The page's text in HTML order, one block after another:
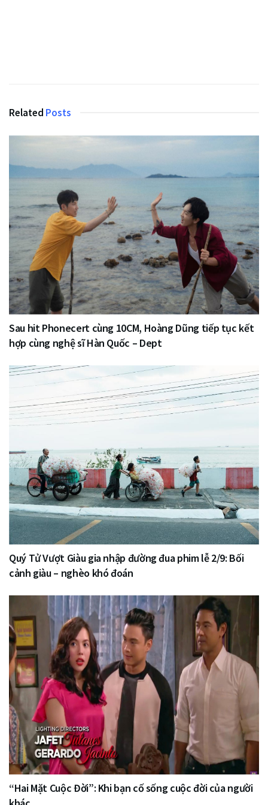
Related Posts
Sau hit Phonecert cùng 10CM, Hoàng Dũng tiếp tục kết
hợp cùng nghệ sĩ Hàn Quốc – Dept
Quý Tử Vượt Giàu gia nhập đường đua phim lễ 2/9: Bối
cảnh giàu – nghèo khó đoán
“Hai Mặt Cuộc Đời”: Khi bạn cố sống cuộc đời của người